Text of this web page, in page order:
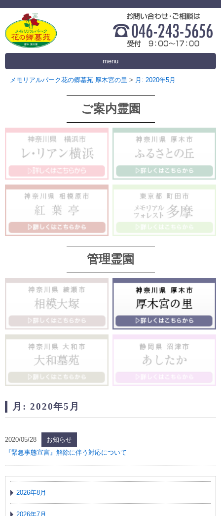
menu
メモリアルパーク花の郷墓苑 厚木宮の里 > 月: 2020年5月
ご案内霊園
管理霊園
月: 2020年5月
2020/05/28
お知らせ
『緊急事態宣言』解除に伴う対応について
2026年8月
2026年7月